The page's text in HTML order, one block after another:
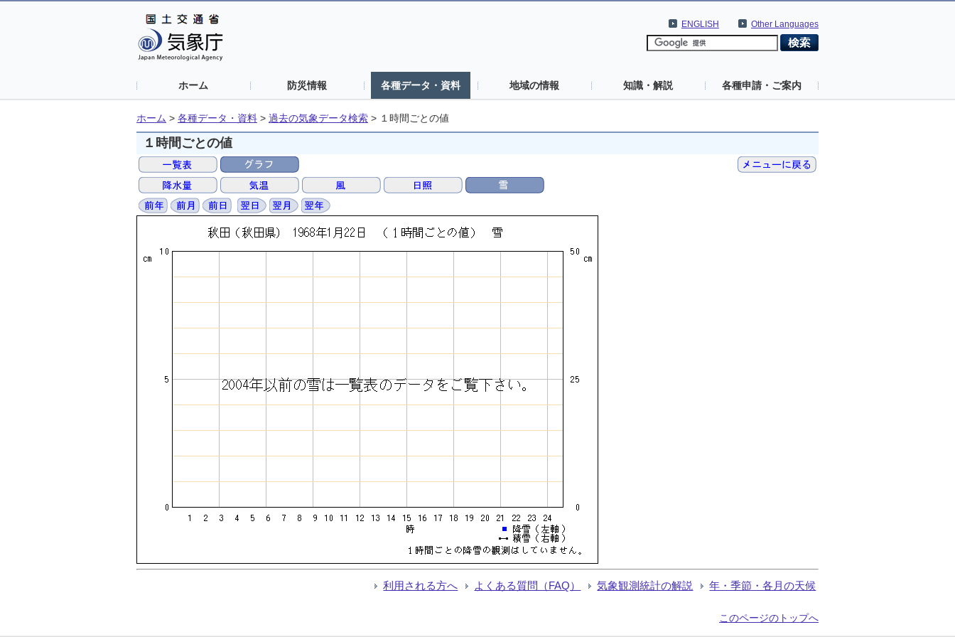
Other Languages
ENGLISH
ホーム 防災情報 各種データ・資料 地域の情報 知識・解説 各種申請・ご案内
ホーム > 各種データ・資料 > 過去の気象データ検索 > １時間ごとの値
１時間ごとの値
利用される方へ よくある質問（FAQ） 気象観測統計の解説 年・季節・各月の天候
このページのトップへ